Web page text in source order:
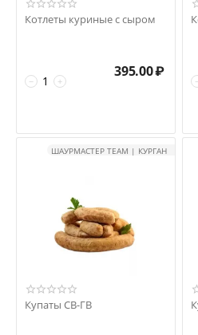
Котлеты куриные с сыром
+
−
395.00₽
−
ШАУРМАСТЕР TEAM | КУРГАН
Купаты СВ-ГВ